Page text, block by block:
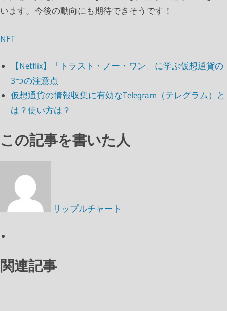
います。今後の動向にも期待できそうです！
NFT
【Netflix】「トラスト・ノー・ワン」に学ぶ仮想通貨の
3つの注意点
仮想通貨の情報収集に有効なTelegram（テレグラム）と
は？使い方は？
この記事を書いた人
リップルチャート
関連記事